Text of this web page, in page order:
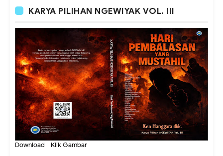
KARYA PILIHAN NGEWIYAK VOL. III
Download - Klik Gambar